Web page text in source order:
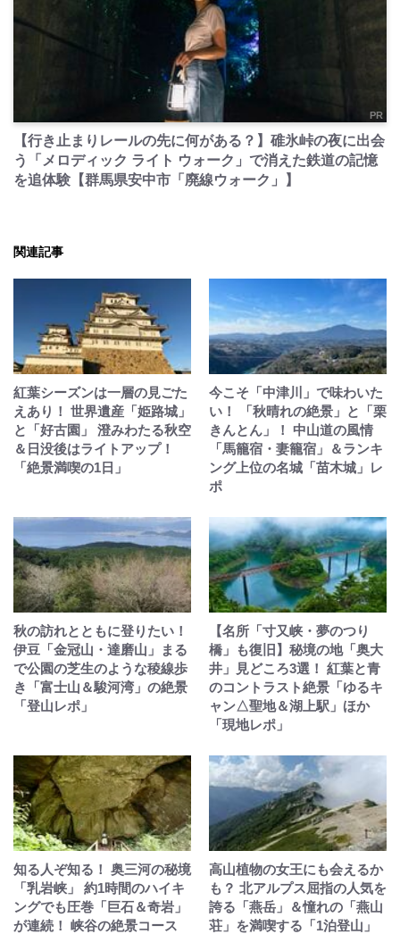
PR
【行き止まりレールの先に何がある？】碓氷峠の夜に出会
う「メロディック ライト ウォーク」で消えた鉄道の記憶
を追体験【群馬県安中市「廃線ウォーク」】
関連記事
紅葉シーズンは一層の見ごた
えあり！ 世界遺産「姫路城」
と「好古園」 澄みわたる秋空
＆日没後はライトアップ！
「絶景満喫の1日」
今こそ「中津川」で味わいた
い！ 「秋晴れの絶景」と「栗
きんとん」！ 中山道の風情
「馬籠宿・妻籠宿」＆ランキ
ング上位の名城「苗木城」レ
ポ
秋の訪れとともに登りたい！
伊豆「金冠山・達磨山」まる
で公園の芝生のような稜線歩
き「富士山＆駿河湾」の絶景
「登山レポ」
【名所「寸又峡・夢のつり
橋」も復旧】秘境の地「奥大
井」見どころ3選！ 紅葉と青
のコントラスト絶景「ゆるキ
ャン△聖地＆湖上駅」ほか
「現地レポ」
知る人ぞ知る！ 奥三河の秘境
「乳岩峡」 約1時間のハイキ
ングでも圧巻「巨石＆奇岩」
が連続！ 峡谷の絶景コース
高山植物の女王にも会えるか
も？ 北アルプス屈指の人気を
誇る「燕岳」＆憧れの「燕山
荘」を満喫する「1泊登山」